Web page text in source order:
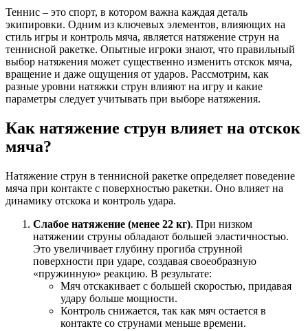
Теннис – это спорт, в котором важна каждая деталь
экипировки. Одним из ключевых элементов, влияющих на
стиль игры и контроль мяча, является натяжение струн на
теннисной ракетке. Опытные игроки знают, что правильный
выбор натяжения может существенно изменить отскок мяча,
вращение и даже ощущения от ударов. Рассмотрим, как
разные уровни натяжки струн влияют на игру и какие
параметры следует учитывать при выборе натяжения.
Как натяжение струн влияет на отскок
мяча?
Натяжение струн в теннисной ракетке определяет поведение
мяча при контакте с поверхностью ракетки. Оно влияет на
динамику отскока и контроль удара.
Слабое натяжение (менее 22 кг). При низком
натяжении струны обладают большей эластичностью.
Это увеличивает глубину прогиба струнной
поверхности при ударе, создавая своеобразную
«пружинную» реакцию. В результате:
Мяч отскакивает с большей скоростью, придавая
удару больше мощности.
Контроль снижается, так как мяч остается в
контакте со струнами меньше времени.